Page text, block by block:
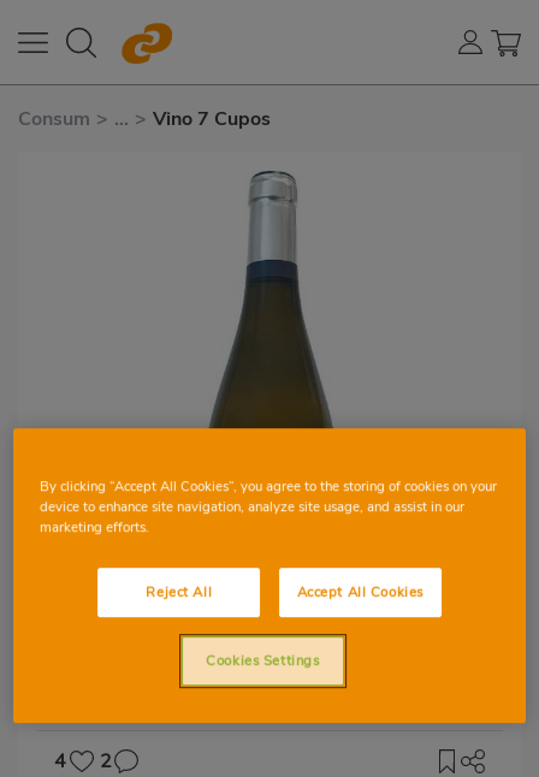
Consum > ... > Vino 7 Cupos
4 2
By clicking “Accept All Cookies”, you agree to the storing of cookies on your
device to enhance site navigation, analyze site usage, and assist in our
marketing efforts.
Reject All Accept All Cookies
Cookies Settings